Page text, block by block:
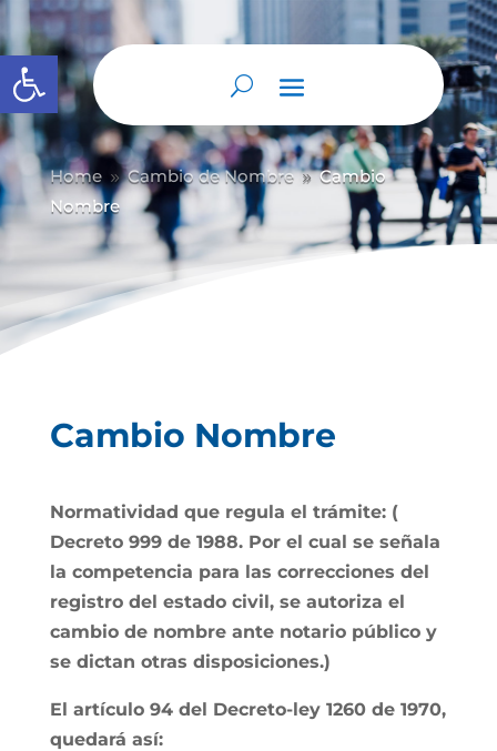
Abrir barra de herramientas
Home 9 Cambio de Nombre 9 Cambio
Nombre
Cambio Nombre
Normatividad que regula el trámite: (
Decreto 999 de 1988. Por el cual se señala
la competencia para las correcciones del
registro del estado civil, se autoriza el
cambio de nombre ante notario público y
se dictan otras disposiciones.)
El artículo 94 del Decreto-ley 1260 de 1970,
quedará así: